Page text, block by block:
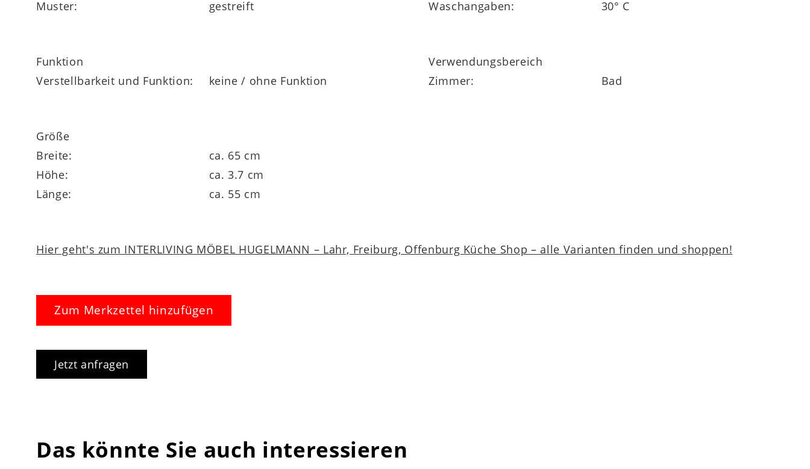
Muster:
gestreift
Funktion
Verstellbarkeit und Funktion:
keine / ohne Funktion
Größe
Breite:
ca. 65 cm
Höhe:
ca. 3.7 cm
Länge:
ca. 55 cm
Waschangaben:
30° C
Verwendungsbereich
Zimmer:
Bad
Hier geht's zum INTERLIVING MÖBEL HUGELMANN – Lahr, Freiburg, Offenburg Küche Shop – alle Varianten finden und shoppen!
Zum Merkzettel hinzufügen
Jetzt anfragen
Das könnte Sie auch interessieren